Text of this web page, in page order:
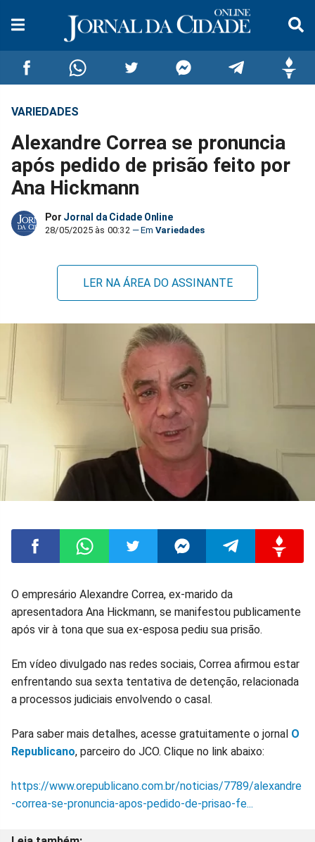
Compartilhar
no
Facebook
Compartilhar
no
Whatsapp
no
Twitter
no
no
no
VARIEDADES
Alexandre Correa se pronuncia
após pedido de prisão feito por
Ana Hickmann
Por Jornal da Cidade Online
28/05/2025 às 00:32 Variedades
LER NA ÁREA DO ASSINANTE
Compartilhar
no
Facebook
Compartilhar
no
Whatsapp
Compartilhar
no
Twitter
Compartilhar
no
Messenger
Compartilhar
no
TelegramGettr
O empresário Alexandre Correa, ex-marido da
apresentadora Ana Hickmann, se manifestou publicamente
após vir à tona que sua ex-esposa pediu sua prisão.
Em vídeo divulgado nas redes sociais, Correa afirmou estar
enfrentando sua sexta tentativa de detenção, relacionada
a processos judiciais envolvendo o casal.
Para saber mais detalhes, acesse gratuitamente o jornal O
Republicano, parceiro do JCO. Clique no link abaixo:
https://www.orepublicano.com.br/noticias/7789/alexandre
-correa-se-pronuncia-apos-pedido-de-prisao-fe...